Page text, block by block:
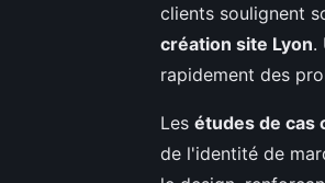
clients soulignent
création site Lyon.
rapidement des
Les études de cas
de l'identité de